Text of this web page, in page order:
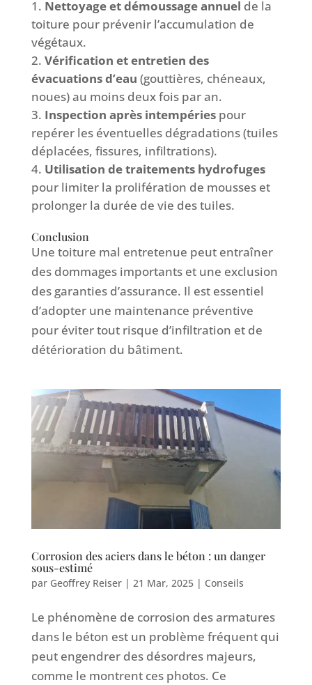
Nettoyage et démoussage annuel de la
toiture pour prévenir l’accumulation de
végétaux.
Vérification et entretien des
évacuations d’eau (gouttières, chéneaux,
noues) au moins deux fois par an.
Inspection après intempériespour
repérer les éventuelles dégradations (tuiles
déplacées, fissures, infiltrations).
Utilisation de traitements hydrofuges
pour limiter la prolifération de mousses et
prolonger la durée de vie des tuiles.
Conclusion
Une toiture mal entretenue peut entraîner
des dommages importants et une exclusion
des garanties d’assurance. Il est essentiel
d’adopter une maintenance préventive
pour éviter tout risque d’infiltration et de
détérioration du bâtiment.
Corrosion des aciers dans le béton : un danger
sous-estimé
par Geoffrey Reiser| 21 Mar, 2025| Conseils
Le phénomène de corrosion des armatures
dans le béton est un problème fréquent qui
peut engendrer des désordres majeurs,
comme le montrent ces photos. Ce